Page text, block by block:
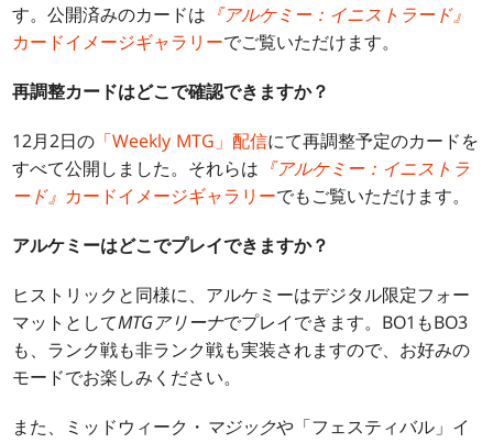
す。公開済みのカードは 『アルケミー：イニストラード』
カードイメージギャラリーでご覧いただけます。
再調整カードはどこで確認できますか？
12月2日の 「Weekly MTG」配信にて再調整予定のカードを
すべて公開しました。それらは 『アルケミー：イニストラ
ード』 カードイメージギャラリーでもご覧いただけます。
アルケミーはどこでプレイできますか？
ヒストリックと同様に、アルケミーはデジタル限定フォー
マットとしてMTGアリーナでプレイできます。BO1もBO3
も、ランク戦も非ランク戦も実装されますので、お好みの
モードでお楽しみください。
また、ミッドウィーク・ マジックや「フェスティバル」イ